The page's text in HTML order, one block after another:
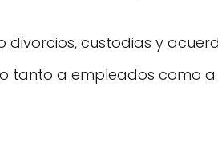
custodias y
tanto a empleados como